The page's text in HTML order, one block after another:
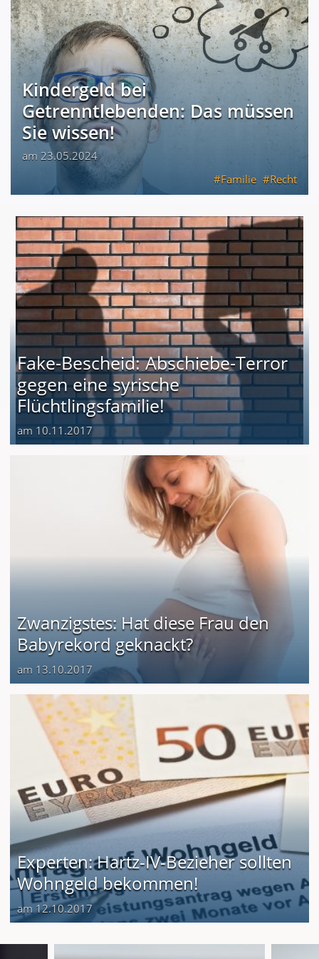
Kindergeld bei
Getrenntlebenden: Das müssen
Sie wissen!
am 23.05.2024
Familie
Recht
Fake-Bescheid: Abschiebe-Terror
gegen eine syrische
Flüchtlingsfamilie!
am 10.11.2017
Zwanzigstes: Hat diese Frau den
Babyrekord geknackt?
am 13.10.2017
Experten: Hartz-IV-Bezieher sollten
Wohngeld bekommen!
am 12.10.2017